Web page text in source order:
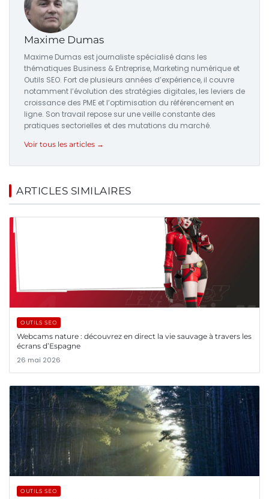
Maxime Dumas
Maxime Dumas est journaliste spécialisé dans les
thématiques Business & Entreprise, Marketing numérique et
Outils SEO. Fort de plusieurs années d’expérience, il couvre
notamment l’évolution des stratégies digitales, les leviers de
croissance des PME et l’optimisation du référencement en
ligne. Son travail repose sur une veille constante des
pratiques sectorielles et des mutations du marché.
Voir tous les articles →
ARTICLES SIMILAIRES
OUTILS SEO
Webcams nature : découvrez en direct la vie sauvage à travers les
écrans d’Espagne
26 mai 2026
OUTILS SEO